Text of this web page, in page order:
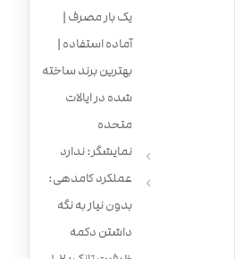
یک بار مصرف |
آماده استفاده |
بهترین برند ساخته
شده در ایالات
متحده
نمایشگر: ندارد
عملکرد کامدهی:
بدون نیاز به نگه
داشتن دکمه